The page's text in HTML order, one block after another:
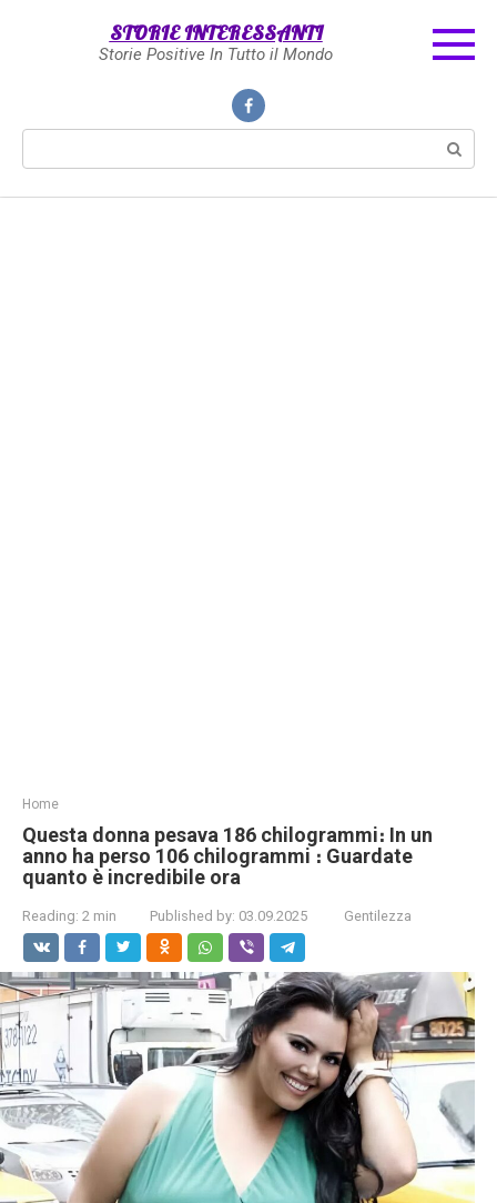
STORIE INTERESSANTI
Storie Positive In Tutto il Mondo
Home
Questa donna pesava 186 chilogrammi։ In un
anno ha perso 106 chilogrammi ։ Guardate
quanto è incredibile ora
Reading: 2 min Published by: 03.09.2025 Gentilezza